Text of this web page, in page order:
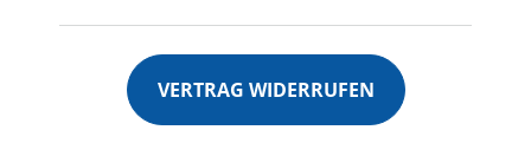
VERTRAG WIDERRUFEN